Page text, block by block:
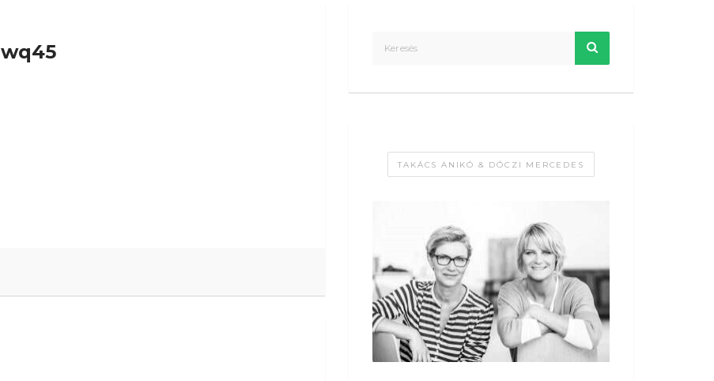
wq45
TAKÁCS ANIKÓ & DÓCZI MERCEDES